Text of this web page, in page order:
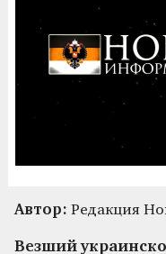
Автор: Редакция
Везший